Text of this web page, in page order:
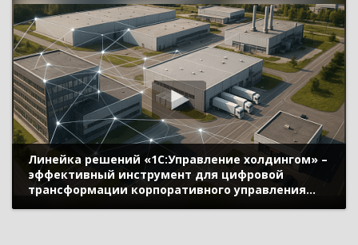
Линейка решений «1С:Управление холдингом» –
эффективный инструмент для цифровой
трансформации корпоративного управления